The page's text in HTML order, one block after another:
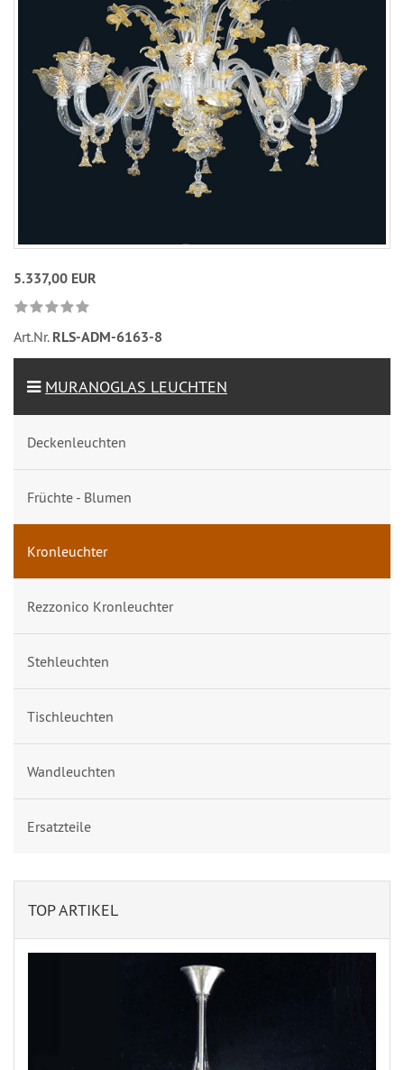
5.337,00 EUR
Art.Nr. RLS-ADM-6163-8
MURANOGLAS LEUCHTEN
Deckenleuchten
Früchte - Blumen
Kronleuchter
Rezzonico Kronleuchter
Stehleuchten
Tischleuchten
Wandleuchten
Ersatzteile
TOP ARTIKEL